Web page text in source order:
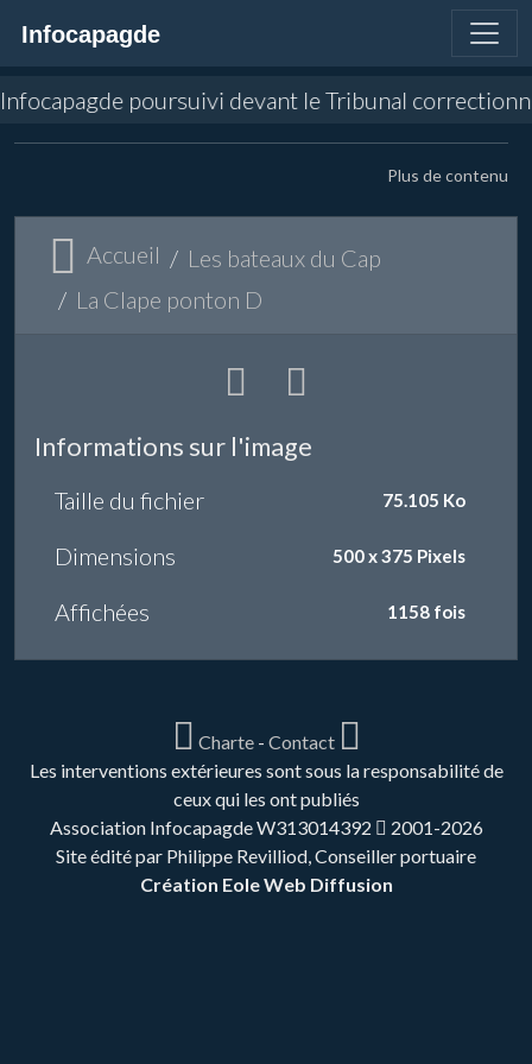
Infocapagde
poursuivi devant le Tribunal
Plus de contenu
Accueil
Les bateaux du Cap
La Clape ponton D
Informations sur l'image
Taille du fichier 75.105 Ko
Dimensions 500 x 375 Pixels
Affichées 1158 fois
Charte- Contact
Les interventions extérieures sont sous la responsabilité de
ceux qui les ont publiés
Association Infocapagde W313014392
2001-2026
Site édité par Philippe Revilliod, Conseiller portuaire
Création Eole Web Diffusion